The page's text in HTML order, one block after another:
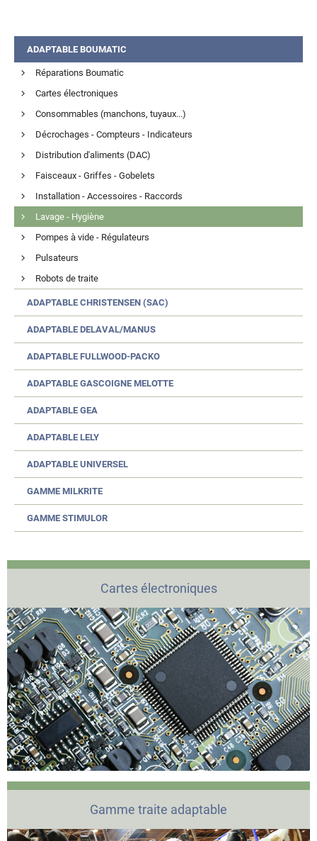
ADAPTABLE BOUMATIC
Réparations Boumatic
Cartes électroniques
Consommables (manchons, tuyaux...)
Décrochages - Compteurs - Indicateurs
Distribution d'aliments (DAC)
Faisceaux - Griffes - Gobelets
Installation - Accessoires - Raccords
Lavage - Hygiène
Pompes à vide - Régulateurs
Pulsateurs
Robots de traite
ADAPTABLE CHRISTENSEN (SAC)
ADAPTABLE DELAVAL/MANUS
ADAPTABLE FULLWOOD-PACKO
ADAPTABLE GASCOIGNE MELOTTE
ADAPTABLE GEA
ADAPTABLE LELY
ADAPTABLE UNIVERSEL
GAMME MILKRITE
GAMME STIMULOR
Cartes électroniques
Gamme traite adaptable